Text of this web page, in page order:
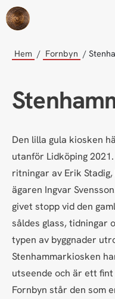
Hoppa
till
Hem Fornbyn
Den lilla gula kiosken
utanför Lidköping
ritningar av Erik
ägaren Ingvar
givet stopp vid den
såldes glass, tidningar
typen av byggnader
Stenhammarkiosken
utseende och är ett
Fornbyn står den som